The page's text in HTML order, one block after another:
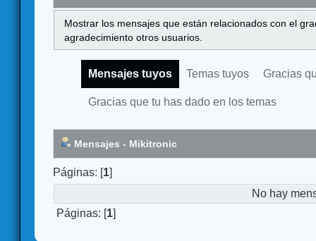
Mostrar los mensajes que están relacionados con el
agradecimiento otros usuarios.
Mensajes tuyos Temas tuyos Gracias
Gracias que tu has dado en los temas
Mensajes - Mikitronic
Páginas: [1]
No hay
Páginas: [1]